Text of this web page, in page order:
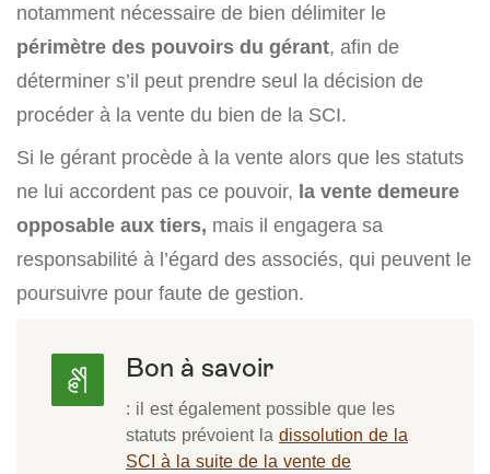
notamment nécessaire de bien délimiter le
périmètre des pouvoirs du gérant, afin de
déterminer s’il peut prendre seul la décision de
procéder à la vente du bien de la SCI.
Si le gérant procède à la vente alors que les statuts
ne lui accordent pas ce pouvoir, la vente demeure
opposable aux tiers, mais il engagera sa
responsabilité à l’égard des associés, qui peuvent le
poursuivre pour faute de gestion.
Bon à savoir
: il est également possible que les
statuts prévoient la dissolution de la
SCI à la suite de la vente de